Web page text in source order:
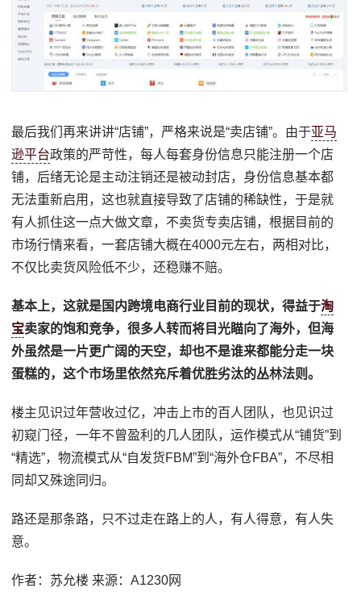
最后我们再来讲讲“店铺”，严格来说是“卖店铺”。由于亚马
逊平台政策的严苛性，每人每套身份信息只能注册一个店
铺，后绪无论是主动注销还是被动封店，身份信息基本都
无法重新启用，这也就直接导致了店铺的稀缺性，于是就
有人抓住这一点大做文章，不卖货专卖店铺，根据目前的
市场行情来看，一套店铺大概在4000元左右，两相对比，
不仅比卖货风险低不少，还稳赚不赔。
基本上，这就是国内跨境电商行业目前的现状，得益于淘
宝卖家的饱和竞争，很多人转而将目光瞄向了海外，但海
外虽然是一片更广阔的天空，却也不是谁来都能分走一块
蛋糕的，这个市场里依然充斥着优胜劣汰的丛林法则。
楼主见识过年营收过亿，冲击上市的百人团队，也见识过
初窥门径，一年不曾盈利的几人团队，运作模式从“铺货”到
“精选”，物流模式从“自发货FBM”到“海外仓FBA”，不尽相
同却又殊途同归。
路还是那条路，只不过走在路上的人，有人得意，有人失
意。
作者：苏允楼 来源：A1230网